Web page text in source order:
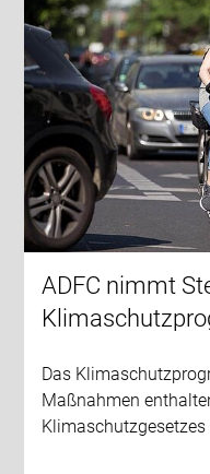
ADFC nimmt
Das
Maßnahmen
Klimaschutzgesetzes